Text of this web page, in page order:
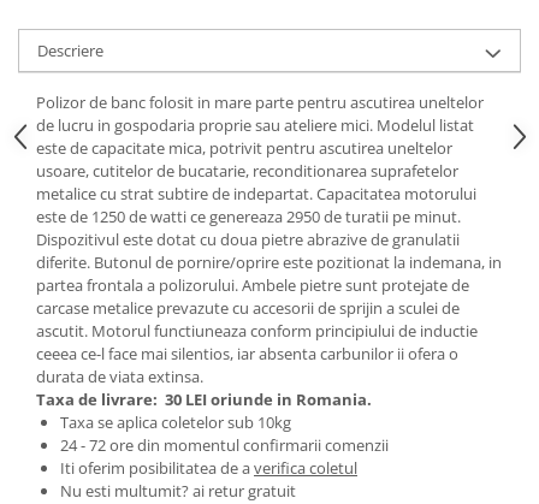
Zootehnie
Incubatoare, oparitoare si
deplumatoare
Echipamente pentru animale
Aparate de tuns animale
Piese si accesorii aparate de tuns
animale
Tarcuri animale
Semanatori
Masini batut stalpi si accesorii
Roabe & accesorii
Casute gradina si cutii depozitare
Mobilier gradina
Corturi, Prelate si plase de
umbrire
Descriere
Polizor de banc folosit in mare parte pentru ascutirea uneltelor
de lucru in gospodaria proprie sau ateliere mici. Modelul listat
este de capacitate mica, potrivit pentru ascutirea uneltelor
usoare, cutitelor de bucatarie, reconditionarea suprafetelor
metalice cu strat subtire de indepartat. Capacitatea motorului
este de 1250 de watti ce genereaza 2950 de turatii pe minut.
Dispozitivul este dotat cu doua pietre abrazive de granulatii
diferite. Butonul de pornire/oprire este pozitionat la indemana, in
partea frontala a polizorului. Ambele pietre sunt protejate de
carcase metalice prevazute cu accesorii de sprijin a sculei de
ascutit. Motorul functiuneaza conform principiului de inductie
ceeea ce-l face mai silentios, iar absenta carbunilor ii ofera o
durata de viata extinsa.
Taxa de livrare: 30 LEI oriunde in Romania.
Taxa se aplica coletelor sub 10kg
24 - 72 ore din momentul confirmarii comenzii
Iti oferim posibilitatea de averifica coletul
Nu esti multumit? ai retur gratuit